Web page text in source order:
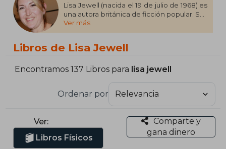
Lisa Jewell (nacida el 19 de julio de 1968) es
una autora británica de ficción popular. Sus
libros incluyen Ralph's Party, Thirtynothing,
After The Party (una secuela de Ralph's
Gone, The Family Upstairs, Invisible Girl y
Nada de esto es cierto se publicó en julio
Ver más
Libros de Lisa Jewell
Encontramos 137 Libros para lisa jewell
Ordenar por
Ver:
Libros Físicos
Comparte y
gana dinero